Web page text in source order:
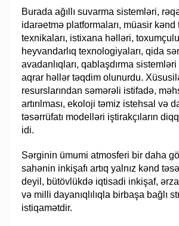
Burada ağıllı suvarma sistemləri,
idarəetmə platformaları, müasir kənd
texnikaları, istixana həlləri,
heyvandarlıq texnologiyaları, qida
avadanlıqları, qablaşdırma
aqrar həllər təqdim olunurdu.
resurslarından səmərəli istifadə,
artırılması, ekoloji təmiz istehsal və
təsərrüfatı modelləri iştirakçıların
idi.
Sərginin ümumi atmosferi bir daha
sahənin inkişafı artıq yalnız kənd
deyil, bütövlükdə iqtisadi inkişaf,
və milli dayanıqlılıqla birbaşa bağlı
istiqamətdir.